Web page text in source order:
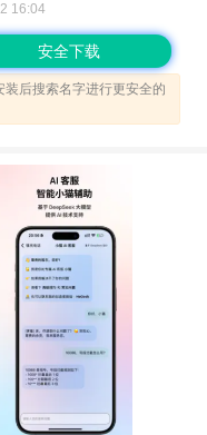
16:04
安全下载
后搜索名字进行更安全的